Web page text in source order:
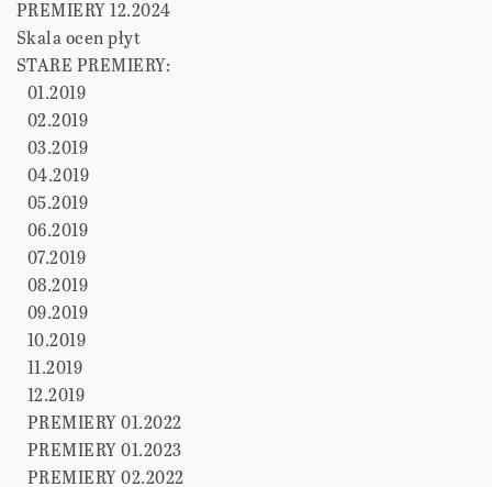
PREMIERY 12.2024
Skala ocen płyt
STARE PREMIERY:
01.2019
02.2019
03.2019
04.2019
05.2019
06.2019
07.2019
08.2019
09.2019
10.2019
11.2019
12.2019
PREMIERY 01.2022
PREMIERY 01.2023
PREMIERY 02.2022